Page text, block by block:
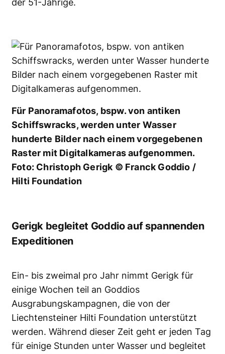
der 51-Jährige.
Für Panoramafotos, bspw. von antiken
Schiffswracks, werden unter Wasser
hunderte Bilder nach einem vorgegebenen
Raster mit Digitalkameras aufgenommen.
Foto: Christoph Gerigk © Franck Goddio /
Hilti Foundation
Gerigk begleitet Goddio auf spannenden
Expeditionen
Ein- bis zweimal pro Jahr nimmt Gerigk für
einige Wochen teil an Goddios
Ausgrabungskampagnen, die von der
Liechtensteiner Hilti Foundation unterstützt
werden. Während dieser Zeit geht er jeden Tag
für einige Stunden unter Wasser und begleitet